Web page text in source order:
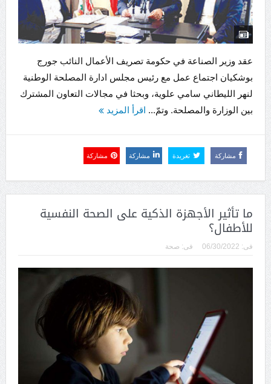
عقد وزير الصناعة في حكومة تصريف الأعمال النائب جورج
بوشكيان اجتماع عمل مع رئيس مجلس ادارة المصلحة الوطنية
لنهر الليطاني سامي علوية، وبحثا في مجالات التعاون المشترك
بين الوزارة والمصلحة. وتمّ... اقرأ المزيد
مشاركة تغريدة مشاركة مشاركة
ما تأثير الأجهزة الذكية على الصحة النفسية
للأطفال؟
فى: 06/30/2022 فى: صحة